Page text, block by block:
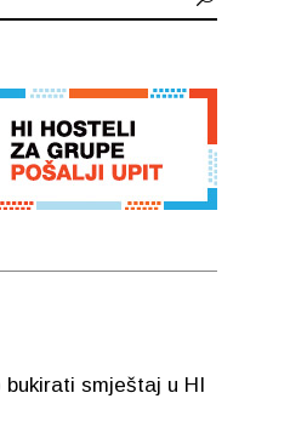
smještaj u HI